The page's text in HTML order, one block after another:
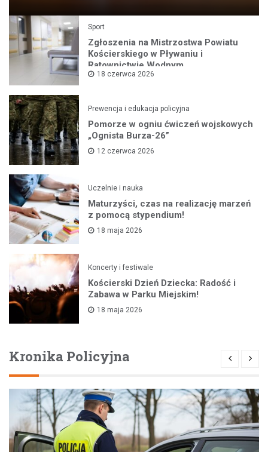
Sport
Zgłoszenia na Mistrzostwa Powiatu
Kościerskiego w Pływaniu i
Ratownictwie Wodnym
18 czerwca 2026
Prewencja i edukacja policyjna
Pomorze w ogniu ćwiczeń wojskowych
„Ognista Burza-26”
12 czerwca 2026
Uczelnie i nauka
Maturzyści, czas na realizację marzeń
z pomocą stypendium!
18 maja 2026
Koncerty i festiwale
Kościerski Dzień Dziecka: Radość i
Zabawa w Parku Miejskim!
18 maja 2026
Kronika Policyjna